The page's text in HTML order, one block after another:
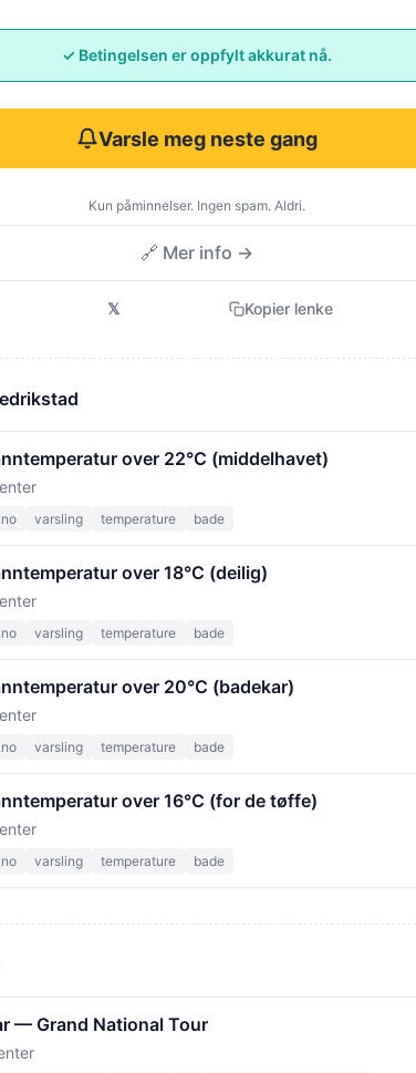
✓ Betingelsen er oppfylt akkurat nå.
Varsle meg neste gang
Kun påminnelser. Ingen spam. Aldri.
🔗 Mer info →
𝕏 Kopier lenke
over 22°C (middelhavet)
varsling temperature bade
over 18°C (deilig)
varsling temperature bade
over 20°C (badekar)
varsling temperature bade
over 16°C (for de tøffe)
varsling temperature bade
— Grand National Tour